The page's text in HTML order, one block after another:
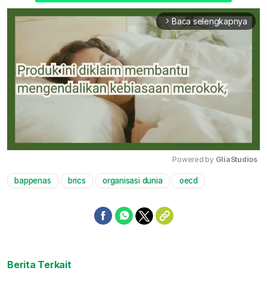
arrow_forward_ios Baca selengkapnya
Powered by GliaStudios
bappenas brics organisasi dunia oecd
Berita Terkait